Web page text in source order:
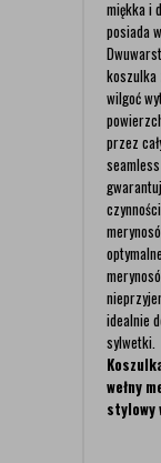
miękka i
posiada
koszulka
wilgoć
przez
idealnie
sylwetki.
wełny
stylowy